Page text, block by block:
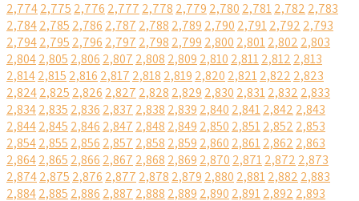
2,7742,775 2,776 2,777 2,778 2,779 2,780 2,7812,782 2,783
2,7842,785 2,786 2,787 2,788 2,789 2,790 2,7912,792 2,793
2,7942,795 2,796 2,797 2,798 2,799 2,800 2,8012,802 2,803
2,8042,805 2,806 2,807 2,808 2,809 2,810 2,8112,812 2,813
2,8142,815 2,816 2,817 2,818 2,819 2,820 2,8212,822 2,823
2,8242,825 2,826 2,827 2,828 2,829 2,830 2,8312,832 2,833
2,8342,835 2,836 2,837 2,838 2,839 2,840 2,8412,842 2,843
2,8442,845 2,846 2,847 2,848 2,849 2,850 2,8512,852 2,853
2,8542,855 2,856 2,857 2,858 2,859 2,860 2,8612,862 2,863
2,8642,865 2,866 2,867 2,868 2,869 2,870 2,8712,872 2,873
2,8742,875 2,876 2,877 2,878 2,879 2,880 2,8812,882 2,883
2,8842,885 2,886 2,887 2,888 2,889 2,890 2,8912,892 2,893